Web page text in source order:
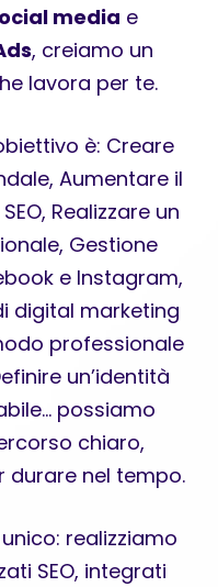
media e
, creiamo un
lavora per te.
è: Creare
Aumentare il
Realizzare un
Gestione
e Instagram,
digital marketing
professionale
un’identità
possiamo
chiaro,
durare nel tempo.
realizziamo
SEO, integrati